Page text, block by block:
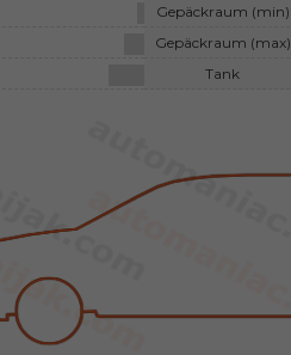
Gepäckraum (min)
Gepäckraum (max)
Tank